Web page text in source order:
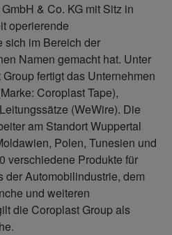
& Co. KG mit Sitz in
operierende
sich im Bereich der
Namen gemacht hat. Unter
fertigt das Unternehmen
Coroplast Tape),
(WeWire). Die
am Standort Wuppertal
Polen, Tunesien und
verschiedene Produkte für
der Automobilindustrie, dem
und weiteren
die Coroplast Group als